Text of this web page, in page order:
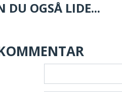
DU OGSÅ LIDE...